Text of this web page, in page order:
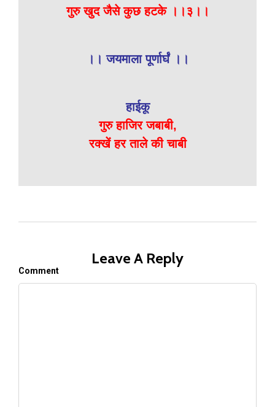
गुरु खुद जैसे कुछ हटके ।।३।।
।। जयमाला पूर्णार्घं ।।
हाईकू
गुरु हाजिर जबाबी,
रक्खें हर ताले की चाबी
Leave A Reply
Comment